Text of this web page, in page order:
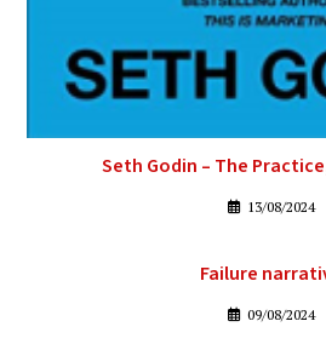
Seth Godin – The
13/08/2024
Failure
09/08/2024